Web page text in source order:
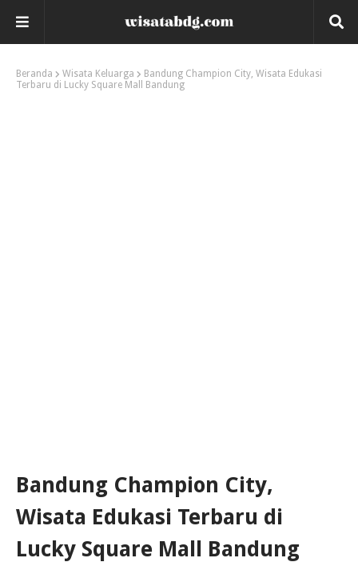
Beranda Wisata Keluarga
Bandung Champion City, Wisata Edukasi
Terbaru di Lucky Square Mall Bandung
Bandung Champion City,
Wisata Edukasi Terbaru di
Lucky Square Mall Bandung